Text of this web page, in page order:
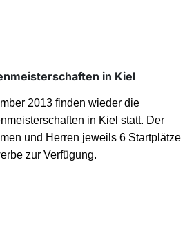
in Kiel
2013 finden wieder die
in Kiel statt. Der
und Herren jeweils 6 Startplätze
zur Verfügung.